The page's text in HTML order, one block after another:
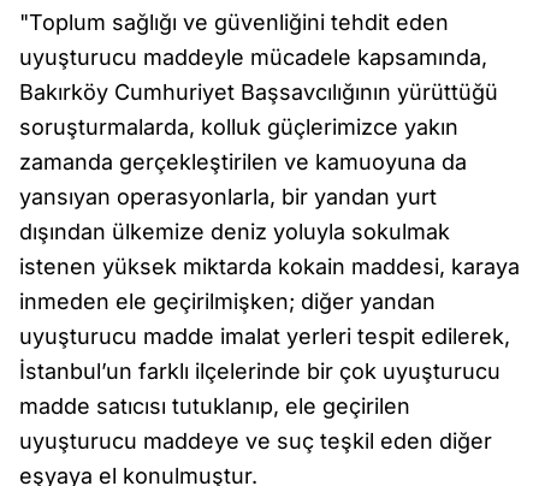
"Toplum sağlığı ve güvenliğini tehdit eden
uyuşturucu maddeyle mücadele kapsamında,
Bakırköy Cumhuriyet Başsavcılığının yürüttüğü
soruşturmalarda, kolluk güçlerimizce yakın
zamanda gerçekleştirilen ve kamuoyuna da
yansıyan operasyonlarla, bir yandan yurt
dışından ülkemize deniz yoluyla sokulmak
istenen yüksek miktarda kokain maddesi, karaya
inmeden ele geçirilmişken; diğer yandan
uyuşturucu madde imalat yerleri tespit edilerek,
İstanbul’un farklı ilçelerinde bir çok uyuşturucu
madde satıcısı tutuklanıp, ele geçirilen
uyuşturucu maddeye ve suç teşkil eden diğer
eşyaya el konulmuştur.